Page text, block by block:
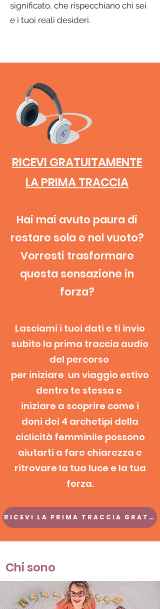
significato, che rispecchiano chi sei
e i tuoi reali desideri.
RICEVI GRATUITAMENTE
LA PRIMA TRACCIA
Hai mai avuto paura di
restare sola e nel vuoto?
Vorresti trasformare
questa sensazione in
forza?
Lasciami i tuoi dati e ti invio
subito la prima traccia audio
del percorso
per iniziare un viaggio estivo
dentro te stessa e
iniziare a scoprire come i
doni dei 4 archetipi della
ciclicità femminile possono
aiutarti a fare chiarezza e
ritrovare la tua luce e la tua
forza.
RICEVI LA PRIMA TRACCIA GRATIS
Chi sono